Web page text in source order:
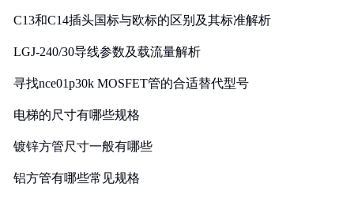
C13和C14插头国标与欧标的区别及其标准解析
LGJ-240/30导线参数及载流量解析
寻找nce01p30k MOSFET管的合适替代型号
电梯的尺寸有哪些规格
镀锌方管尺寸一般有哪些
铝方管有哪些常见规格